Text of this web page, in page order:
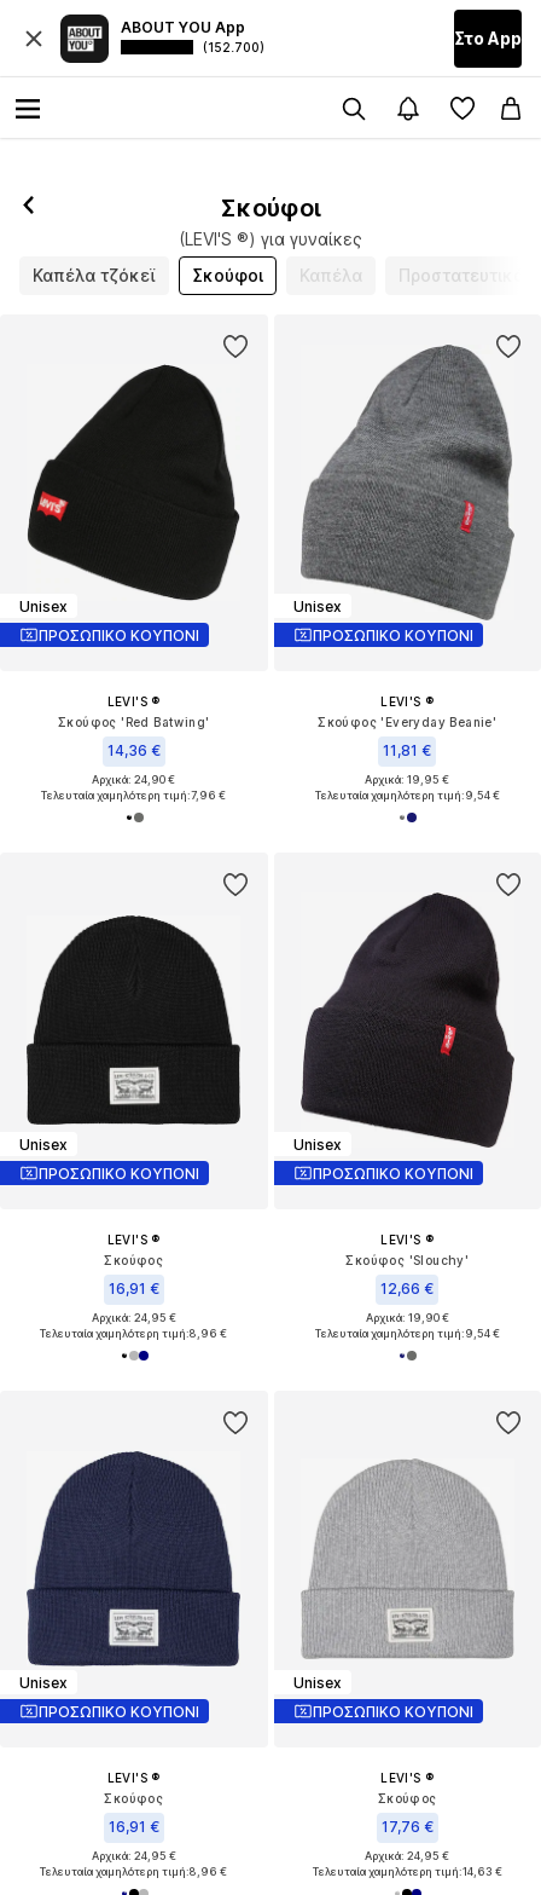
ABOUT YOU App
(152.700) Στο Αpp
Σκούφοι
(LEVI'S ®) για γυναίκες
Καπέλα τζόκεϊ
Σκούφοι Καπέλα Προστατευτικά
Unisex
ΠΡΟΣΩΠΙΚΟ ΚΟΥΠΟΝΙ
LEVI'S ®
Σκούφος 'Red Batwing'
14,36 €
Αρχικά: 24,90 €
Τελευταία χαμηλότερη τιμή:7,96 €
Unisex
ΠΡΟΣΩΠΙΚΟ ΚΟΥΠΟΝΙ
LEVI'S ®
Σκούφος 'Everyday Beanie'
11,81 €
Αρχικά: 19,95 €
Τελευταία χαμηλότερη τιμή:9,54 €
Unisex
ΠΡΟΣΩΠΙΚΟ ΚΟΥΠΟΝΙ
LEVI'S ®
Σκούφος
16,91 €
Αρχικά: 24,95 €
Τελευταία χαμηλότερη τιμή:8,96 €
Unisex
ΠΡΟΣΩΠΙΚΟ ΚΟΥΠΟΝΙ
LEVI'S ®
Σκούφος 'Slouchy'
12,66 €
Αρχικά: 19,90 €
Τελευταία χαμηλότερη τιμή:9,54 €
Unisex
ΠΡΟΣΩΠΙΚΟ ΚΟΥΠΟΝΙ
LEVI'S ®
Σκούφος
16,91 €
Αρχικά: 24,95 €
Τελευταία χαμηλότερη τιμή:8,96 €
Unisex
ΠΡΟΣΩΠΙΚΟ ΚΟΥΠΟΝΙ
LEVI'S ®
Σκούφος
17,76 €
Αρχικά: 24,95 €
Τελευταία χαμηλότερη τιμή:14,63 €